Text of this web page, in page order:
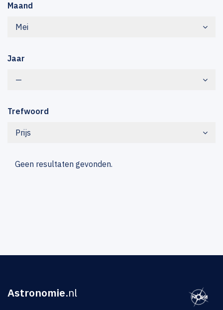
Maand
Mei
Jaar
—
Trefwoord
Prijs
Geen resultaten gevonden.
Astronomie.nl